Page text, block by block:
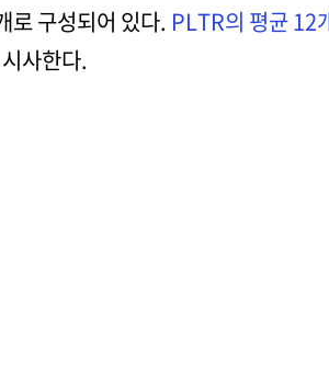
로 구성되어 있다. PLTR의 평균 12
사한다.